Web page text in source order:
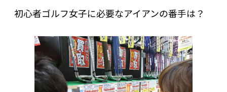
初心者ゴルフ女子に必要なアイアンの番手は？